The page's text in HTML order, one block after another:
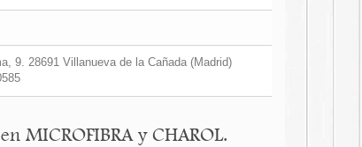
9. 28691 Villanueva de la Cañada (Madrid)
MICROFIBRA y CHAROL.